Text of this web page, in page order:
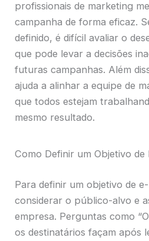
profissionais de marketing
campanha de forma eficaz.
definido, é difícil avaliar o
que pode levar a decisões
futuras campanhas. Além
ajuda a alinhar a equipe de
que todos estejam
mesmo resultado.
Como Definir um Objetivo de
Para definir um objetivo de
considerar o público-alvo e
empresa. Perguntas como
os destinatários façam após